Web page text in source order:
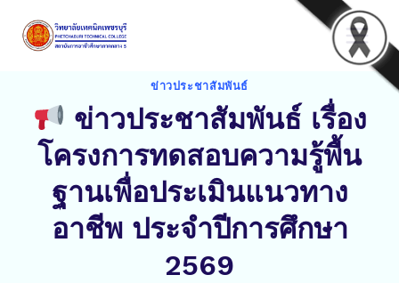
ข่าวประชาสัมพันธ์
ข่าวประชาสัมพันธ์ เรื่อง
โครงการทดสอบความรู้พื้น
ฐานเพื่อประเมินแนวทาง
อาชีพ ประจำปีการศึกษา
2569